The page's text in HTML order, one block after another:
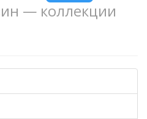
— коллекции